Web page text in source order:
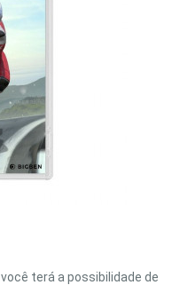
você terá a possibilidade de